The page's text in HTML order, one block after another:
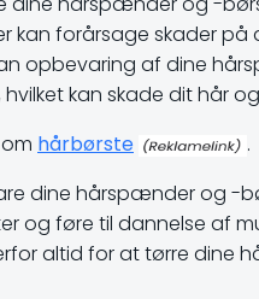
kan forårsage skader
opbevaring af dine
kan skade dit hår
hårbørste
.
dine hårspænder og -
og føre til dannelse af
altid for at tørre dine